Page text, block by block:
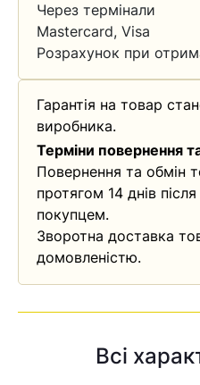
Через термінали
Mastercard, Visa
Розрахунок при
Гарантія на товар
виробника.
Терміни повернення
Повернення та обмін
протягом 14 днів
покупцем.
Зворотна доставка
домовленістю.
Всі